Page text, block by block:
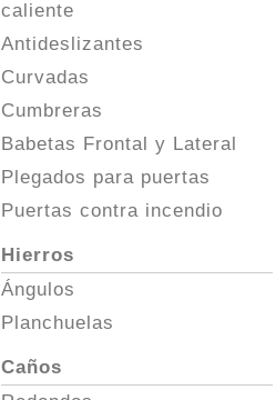
caliente
Antideslizantes
Curvadas
Cumbreras
Babetas Frontal y Lateral
Plegados para puertas
Puertas contra incendio
Hierros
Ángulos
Planchuelas
Caños